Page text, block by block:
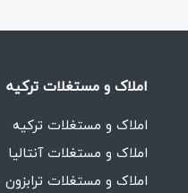
املاک و مستغلات ترکیه
املاک و مستغلات ترکیه
املاک و مستغلات آنتالیا
املاک و مستغلات ترابزون